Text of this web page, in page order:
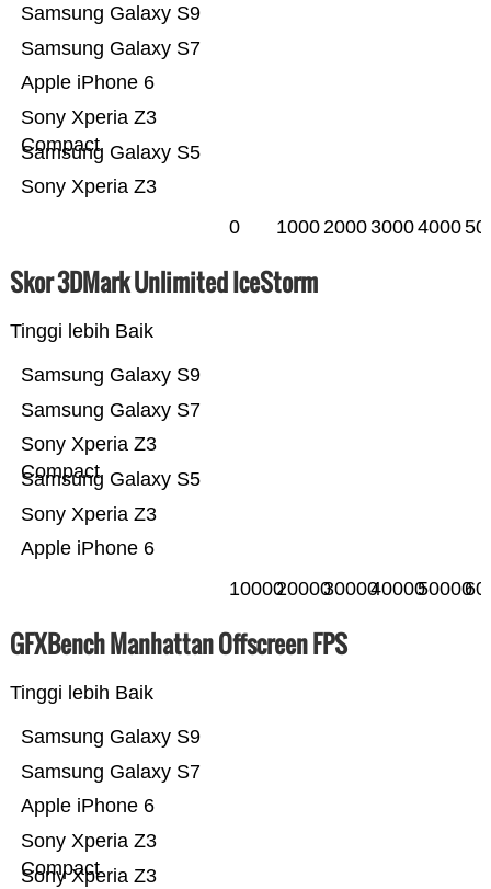
Sony Xperia Z3
Samsung Galaxy S5
Sony Xperia Z3
Compact
Apple iPhone 6
Samsung Galaxy S7
Samsung Galaxy S9
0 1000200030004000
Skor 3DMark Unlimited IceStorm
Tinggi lebih Baik
Apple iPhone 6
Sony Xperia Z3
Samsung Galaxy S5
Sony Xperia Z3
Compact
Samsung Galaxy S7
Samsung Galaxy S9
1000020000300004000050000
GFXBench Manhattan Offscreen FPS
Tinggi lebih Baik
Sony Xperia Z3
Sony Xperia Z3
Compact
Apple iPhone 6
Samsung Galaxy S7
Samsung Galaxy S9